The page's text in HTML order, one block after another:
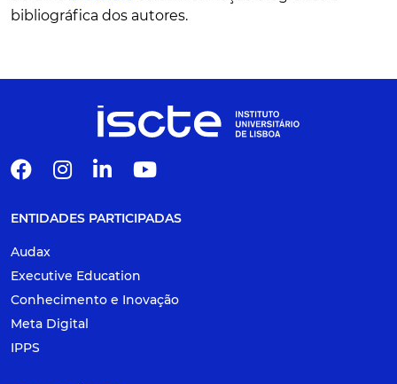
bibliográfica dos autores.
ENTIDADES PARTICIPADAS
Audax
Executive Education
Conhecimento e Inovação
Meta Digital
IPPS